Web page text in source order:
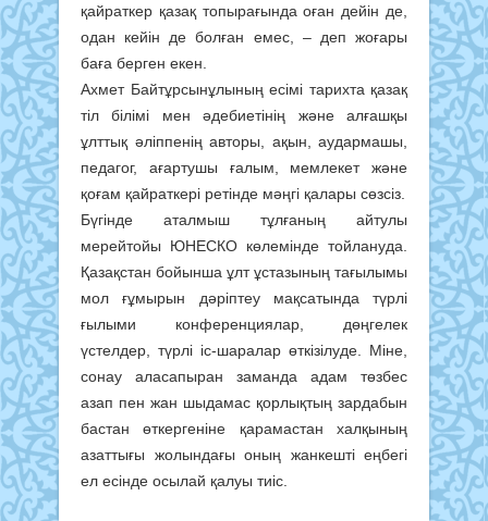
қайраткер қазақ топырағында оған дейін де,
одан кейін де болған емес, – деп жоғары
баға берген екен.
Ахмет Байтұрсынұлының есімі тарихта қазақ
тіл білімі мен әдебиетінің және алғашқы
ұлттық әліппенің авторы, ақын, аудармашы,
педагог, ағартушы ғалым, мемлекет және
қоғам қайраткері ретінде мәңгі қалары сөзсіз.
Бүгінде аталмыш тұлғаның айтулы
мерейтойы ЮНЕСКО көлемінде тойлануда.
Қазақстан бойынша ұлт ұстазының тағылымы
мол ғұмырын дәріптеу мақсатында түрлі
ғылыми конференциялар, дөңгелек
үстелдер, түрлі іс-шаралар өткізілуде. Міне,
сонау аласапыран заманда адам төзбес
азап пен жан шыдамас қорлықтың зардабын
бастан өткергеніне қарамастан халқының
азаттығы жолындағы оның жанкешті еңбегі
ел есінде осылай қалуы тиіс.